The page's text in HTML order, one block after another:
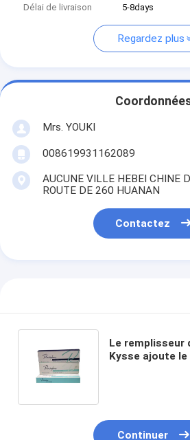
Délai de livraison
5-8days
Regardez plus
Mrs. YOUKI
008619931162089
AUCUNE VILLE HEBEI CHINE
ROUTE DE 260 HUANAN
Contactez
Le remplisseur
Kysse ajoute
Continuer